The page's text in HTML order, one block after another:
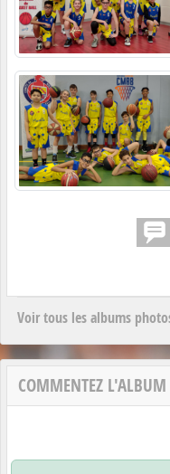
Voir tous les albums
COMMENTEZ L'ALBUM